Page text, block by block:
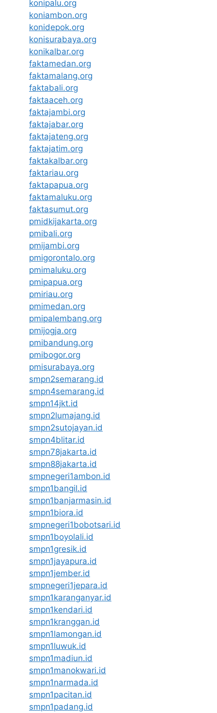
konipalu.org
koniambon.org
konidepok.org
konisurabaya.org
konikalbar.org
faktamedan.org
faktamalang.org
faktabali.org
faktaaceh.org
faktajambi.org
faktajabar.org
faktajateng.org
faktajatim.org
faktakalbar.org
faktariau.org
faktapapua.org
faktamaluku.org
faktasumut.org
pmidkijakarta.org
pmibali.org
pmijambi.org
pmigorontalo.org
pmimaluku.org
pmipapua.org
pmiriau.org
pmimedan.org
pmipalembang.org
pmijogja.org
pmibandung.org
pmibogor.org
pmisurabaya.org
smpn2semarang.id
smpn4semarang.id
smpn14jkt.id
smpn2lumajang.id
smpn2sutojayan.id
smpn4blitar.id
smpn78jakarta.id
smpn88jakarta.id
smpnegeri1ambon.id
smpn1bangil.id
smpn1banjarmasin.id
smpn1biora.id
smpnegeri1bobotsari.id
smpn1boyolali.id
smpn1gresik.id
smpn1jayapura.id
smpn1jember.id
smpnegeri1jepara.id
smpn1karanganyar.id
smpn1kendari.id
smpn1kranggan.id
smpn1lamongan.id
smpn1luwuk.id
smpn1madiun.id
smpn1manokwari.id
smpn1narmada.id
smpn1pacitan.id
smpn1padang.id